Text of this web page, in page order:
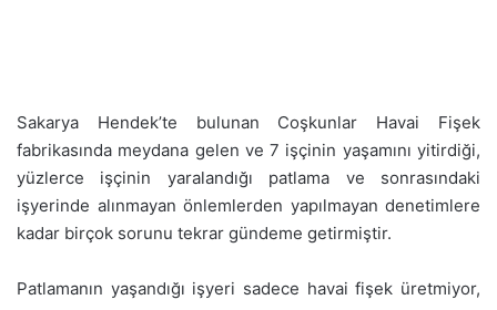
Sakarya Hendek’te bulunan Coşkunlar Havai Fişek
fabrikasında meydana gelen ve 7 işçinin yaşamını yitirdiği,
yüzlerce işçinin yaralandığı patlama ve sonrasındaki
işyerinde alınmayan önlemlerden yapılmayan denetimlere
kadar birçok sorunu tekrar gündeme getirmiştir.
Patlamanın yaşandığı işyeri sadece havai fişek üretmiyor,